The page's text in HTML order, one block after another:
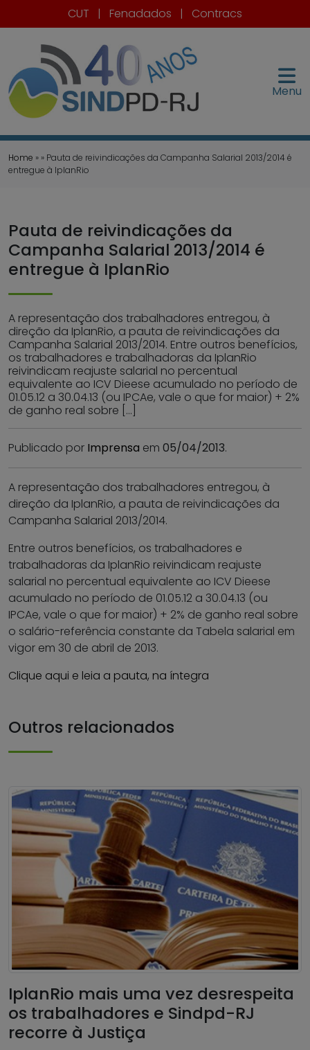
CUT | Fenadados | Contracs
Menu
Home » » Pauta de reivindicações da Campanha Salarial 2013/2014 é
entregue à IplanRio
Pauta de reivindicações da
Campanha Salarial 2013/2014 é
entregue à IplanRio
A representação dos trabalhadores entregou, à
direção da IplanRio, a pauta de reivindicações da
Campanha Salarial 2013/2014. Entre outros benefícios,
os trabalhadores e trabalhadoras da IplanRio
reivindicam reajuste salarial no percentual
equivalente ao ICV Dieese acumulado no período de
01.05.12 a 30.04.13 (ou IPCAe, vale o que for maior) + 2%
de ganho real sobre […]
Publicado por Imprensa em 05/04/2013.
A representação dos trabalhadores entregou, à
direção da IplanRio, a pauta de reivindicações da
Campanha Salarial 2013/2014.
Entre outros benefícios, os trabalhadores e
trabalhadoras da IplanRio reivindicam reajuste
salarial no percentual equivalente ao ICV Dieese
acumulado no período de 01.05.12 a 30.04.13 (ou
IPCAe, vale o que for maior) + 2% de ganho real sobre
o salário-referência constante da Tabela salarial em
vigor em 30 de abril de 2013.
Clique aqui e leia a pauta, na íntegra
Outros relacionados
IplanRio mais uma vez desrespeita
os trabalhadores e Sindpd-RJ
recorre à Justiça